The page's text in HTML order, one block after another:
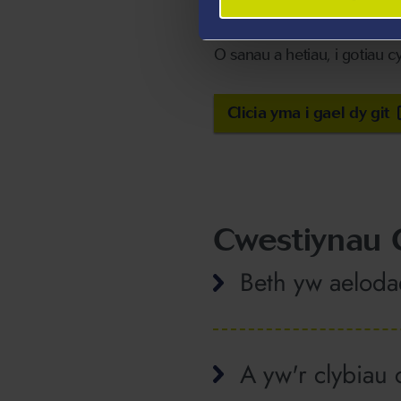
O sanau a hetiau, i gotiau
Clicia yma i gael dy git
Cwestiynau
Beth yw
A yw'r clybiau